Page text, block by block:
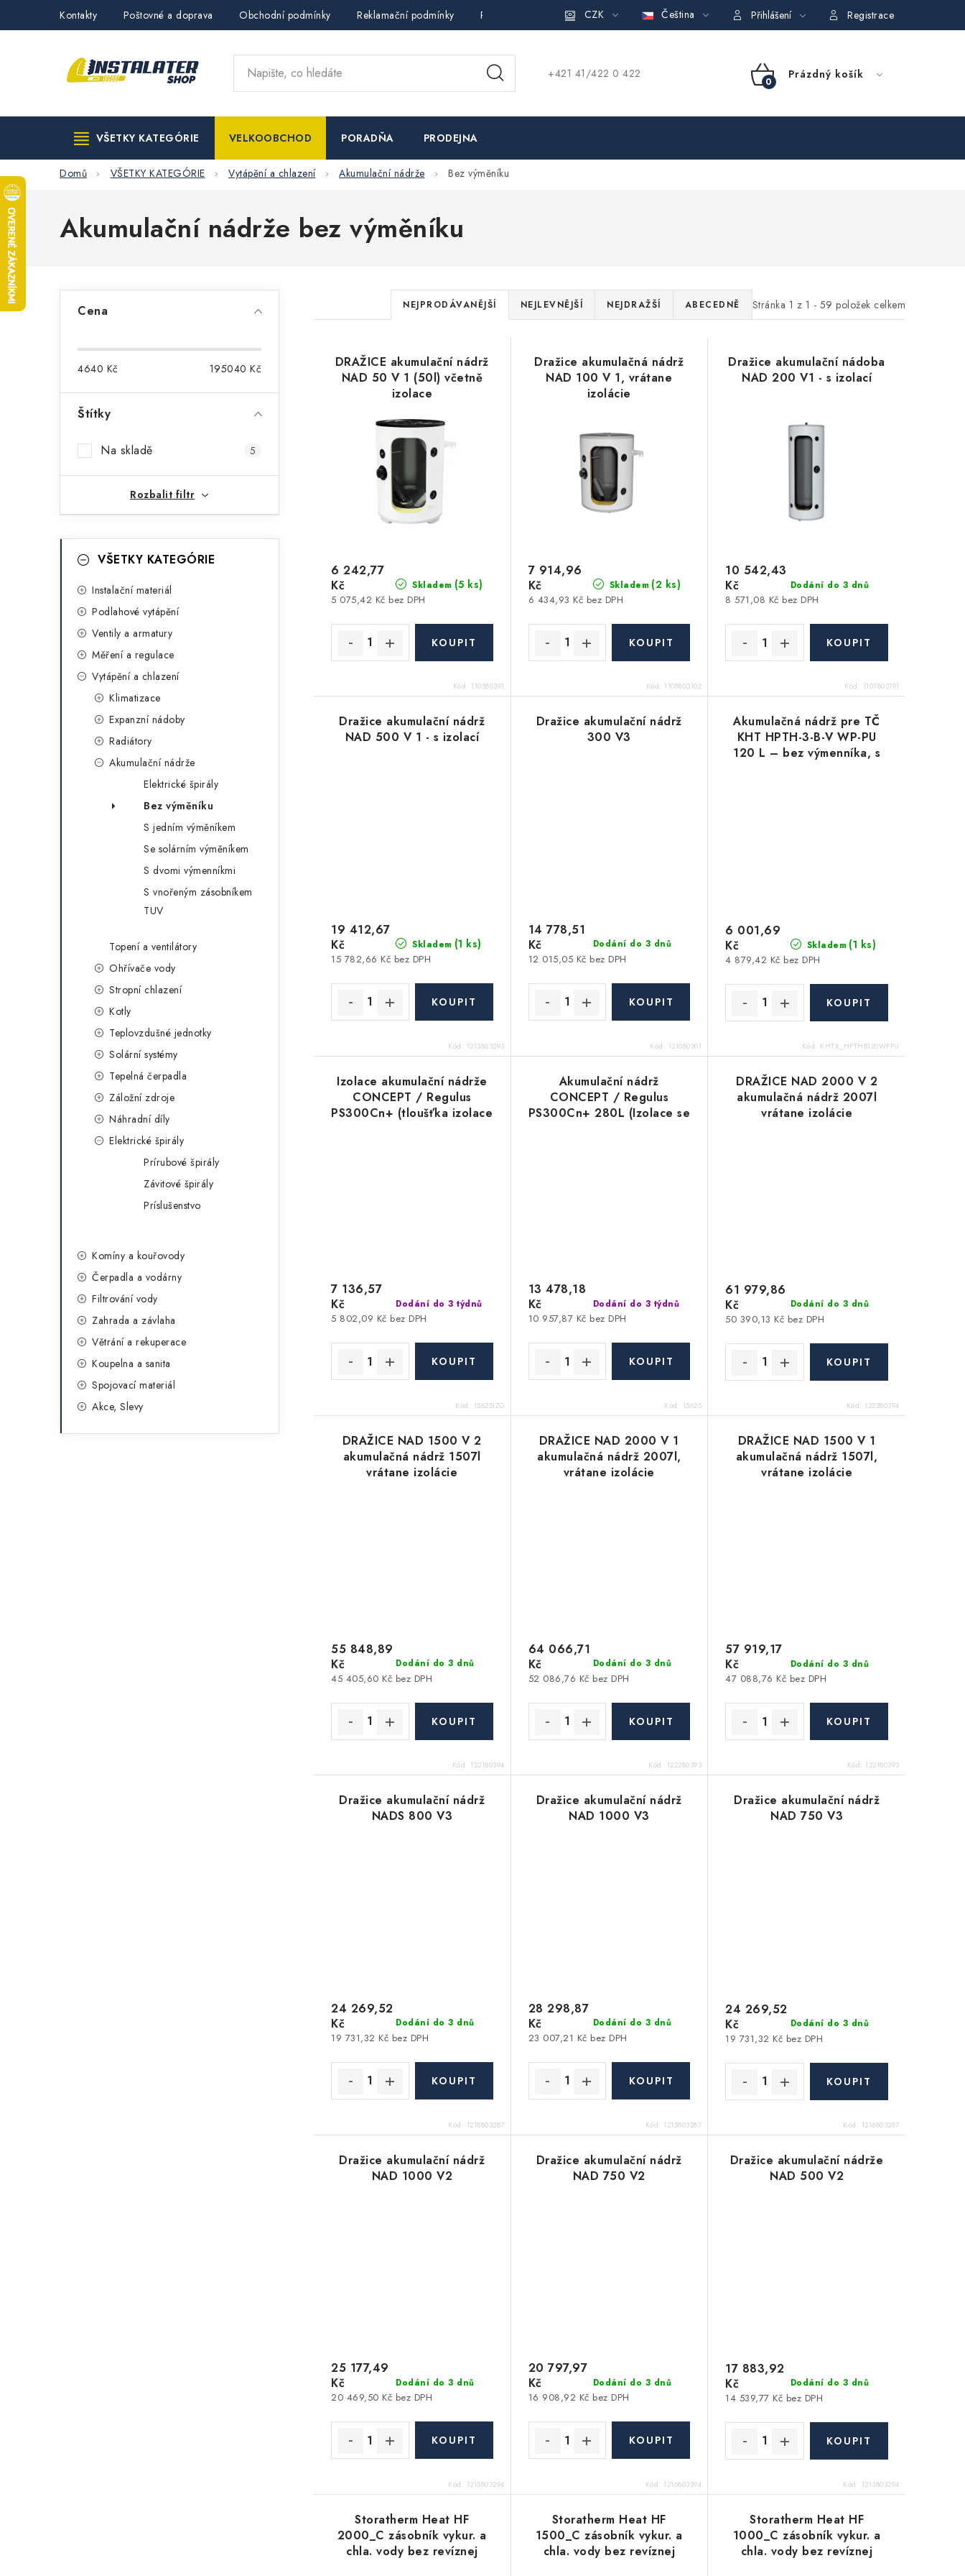
Kontakty Poštovné a doprava Obchodní podmínky Reklamační podmínky Pravidla ochrany osobních údajů (GDPR) Obchodní podmínky půjčovny nářadí Moje objednávka
CZK Čeština Přihlášení Registrace
+421 41/422 0 422
NÁKUPNÍ
Prázdný košík
VŠETKY KATEGÓRIE VELKOOBCHOD PORADŇA PRODEJNA
Domů VŠETKY KATEGÓRIE Vytápění a chlazení Akumulační nádrže Bez výměníku
Akumulační nádrže bez výměníku
t
n
í
p
Cena
4640 Kč 195040 Kč
Štítky
Na skladě 5
Rozbalit filtr
kategorieVŠETKY KATEGÓRIE
Instalační materiál
Podlahové vytápění
Ventily a armatury
Měření a regulace
Vytápění a chlazení
Klimatizace
Expanzní nádoby
Radiátory
Akumulační nádrže
Elektrické špirály
Bez výměníku
S jedním výměníkem
Se solárním výměníkem
S dvomi výmenníkmi
S vnořeným zásobníkem
TUV
Topení a ventilátory
Ohřívače vody
Stropní chlazení
Kotly
Teplovzdušné jednotky
Solární systémy
Tepelná čerpadla
Záložní zdroje
Náhradní díly
Elektrické špirály
Prírubové špirály
Závitové špirály
Príslušenstvo
Komíny a kouřovody
Čerpadla a vodárny
Filtrování vody
Zahrada a závlaha
Větrání a rekuperace
Koupelna a sanita
Spojovací materiál
Akce, Slevy
Stránka 1 z 1 - 59 položek celkem
Ř
a
z
e
n
í
p
r
o
u
k
t
ů
NEJPRODÁVANĚJŠÍ NEJLEVNĚJŠÍ NEJDRAŽŠÍ ABECEDNĚ
DRAŽICE akumulační nádrž
NAD 50 V 1 (50l) včetně
izolace
Skladem (5 ks)
5 075,42 Kč bez DPH
6 242,77
Kč
Kód: 110580391
Dražice akumulačná nádrž
NAD 100 V 1, vrátane
izolácie
Skladem (2 ks)
6 434,93 Kč bez DPH
7 914,96
Kč
Kód: 1108803102
Dražice akumulační nádoba
NAD 200 V1 - s izolací
Dodání do 3 dnů
8 571,08 Kč bez DPH
10 542,43
Kč
Kód: 1107803191
Dražice akumulační nádrž
NAD 500 V 1 - s izolací
Skladem (1 ks)
15 782,66 Kč bez DPH
19 412,67
Kč
Kód: 1213803293
Dražice akumulační nádrž
300 V3
Dodání do 3 dnů
12 015,05 Kč bez DPH
14 778,51
Kč
Kód: 121080301
Akumulačná nádrž pre TČ
KHT HPTH-3-B-V WP-PU
120 L – bez výmenníka, s
Skladem (1 ks)
4 879,42 Kč bez DPH
6 001,69
Kč
Kód: KHTX_HPTHB120WPPU
Izolace akumulační nádrže
CONCEPT / Regulus
PS300Cn+ (tloušťka izolace
Dodání do 3 týdnů
5 802,09 Kč bez DPH
7 136,57
Kč
Kód: 15625IZO
Akumulační nádrž
CONCEPT / Regulus
PS300Cn+ 280L (Izolace se
Dodání do 3 týdnů
10 957,87 Kč bez DPH
13 478,18
Kč
Kód: 15625
DRAŽICE NAD 2000 V 2
akumulačná nádrž 2007l
vrátane izolácie
Dodání do 3 dnů
50 390,13 Kč bez DPH
61 979,86
Kč
Kód: 122280394
DRAŽICE NAD 1500 V 2
akumulačná nádrž 1507l
vrátane izolácie
Dodání do 3 dnů
45 405,60 Kč bez DPH
55 848,89
Kč
Kód: 122180394
DRAŽICE NAD 2000 V 1
akumulačná nádrž 2007l,
vrátane izolácie
Dodání do 3 dnů
52 086,76 Kč bez DPH
64 066,71
Kč
Kód: 122280393
DRAŽICE NAD 1500 V 1
akumulačná nádrž 1507l,
vrátane izolácie
Dodání do 3 dnů
47 088,76 Kč bez DPH
57 919,17
Kč
Kód: 122180393
Dražice akumulační nádrž
NADS 800 V3
Dodání do 3 dnů
19 731,32 Kč bez DPH
24 269,52
Kč
Kód: 1218803287
Dražice akumulační nádrž
NAD 1000 V3
Dodání do 3 dnů
23 007,21 Kč bez DPH
28 298,87
Kč
Kód: 1215803287
Dražice akumulační nádrž
NAD 750 V3
Dodání do 3 dnů
19 731,32 Kč bez DPH
24 269,52
Kč
Kód: 1216803287
Dražice akumulační nádrž
NAD 1000 V2
Dodání do 3 dnů
20 469,50 Kč bez DPH
25 177,49
Kč
Kód: 1215803294
Dražice akumulační nádrž
NAD 750 V2
Dodání do 3 dnů
16 908,92 Kč bez DPH
20 797,97
Kč
Kód: 1216803294
Dražice akumulační nádrže
NAD 500 V2
Dodání do 3 dnů
14 539,77 Kč bez DPH
17 883,92
Kč
Kód: 1213803294
Storatherm Heat HF
2000_C zásobník vykur. a
chla. vody bez revíznej
Storatherm Heat HF
1500_C zásobník vykur. a
chla. vody bez revíznej
Storatherm Heat HF
1000_C zásobník vykur. a
chla. vody bez revíznej